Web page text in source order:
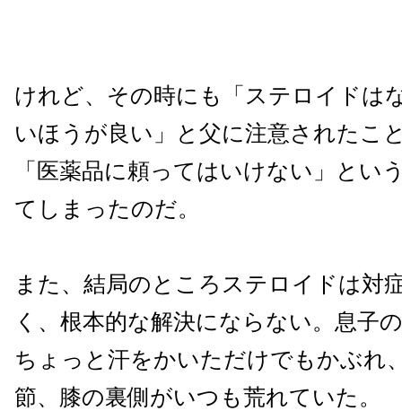
けれど、その時にも「ステロイドは
いほうが良い」と父に注意されたこ
「医薬品に頼ってはいけない」とい
てしまったのだ。
また、結局のところステロイドは対
く、根本的な解決にならない。息子
ちょっと汗をかいただけでもかぶれ
節、膝の裏側がいつも荒れていた。